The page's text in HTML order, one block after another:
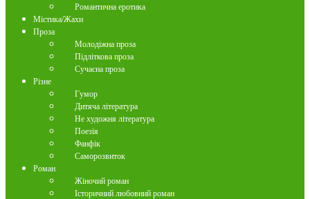
Романтична еротика
Містика/Жахи
Проза
Молодіжна проза
Підліткова проза
Сучасна проза
Різне
Гумор
Дитяча література
Не художня література
Поезія
Фанфік
Саморозвиток
Роман
Жіночий роман
Історичний любовний роман